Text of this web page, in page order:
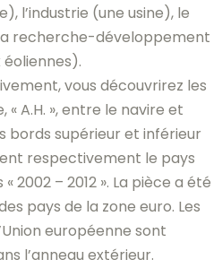
l’industrie (une usine), le
recherche-développement
éoliennes).
vous découvrirez les
A.H. », entre le navire et
bords supérieur et inférieur
respectivement le pays
2002 – 2012 ». La pièce a été
pays de la zone euro. Les
européenne sont
l’anneau extérieur.